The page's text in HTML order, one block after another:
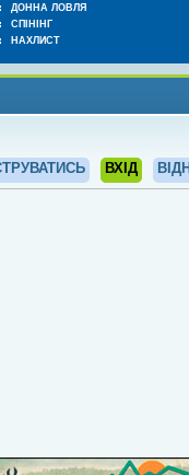
ДОННА ЛОВЛЯ
СПІНІНГ
НАХЛИСТ
ВХІД